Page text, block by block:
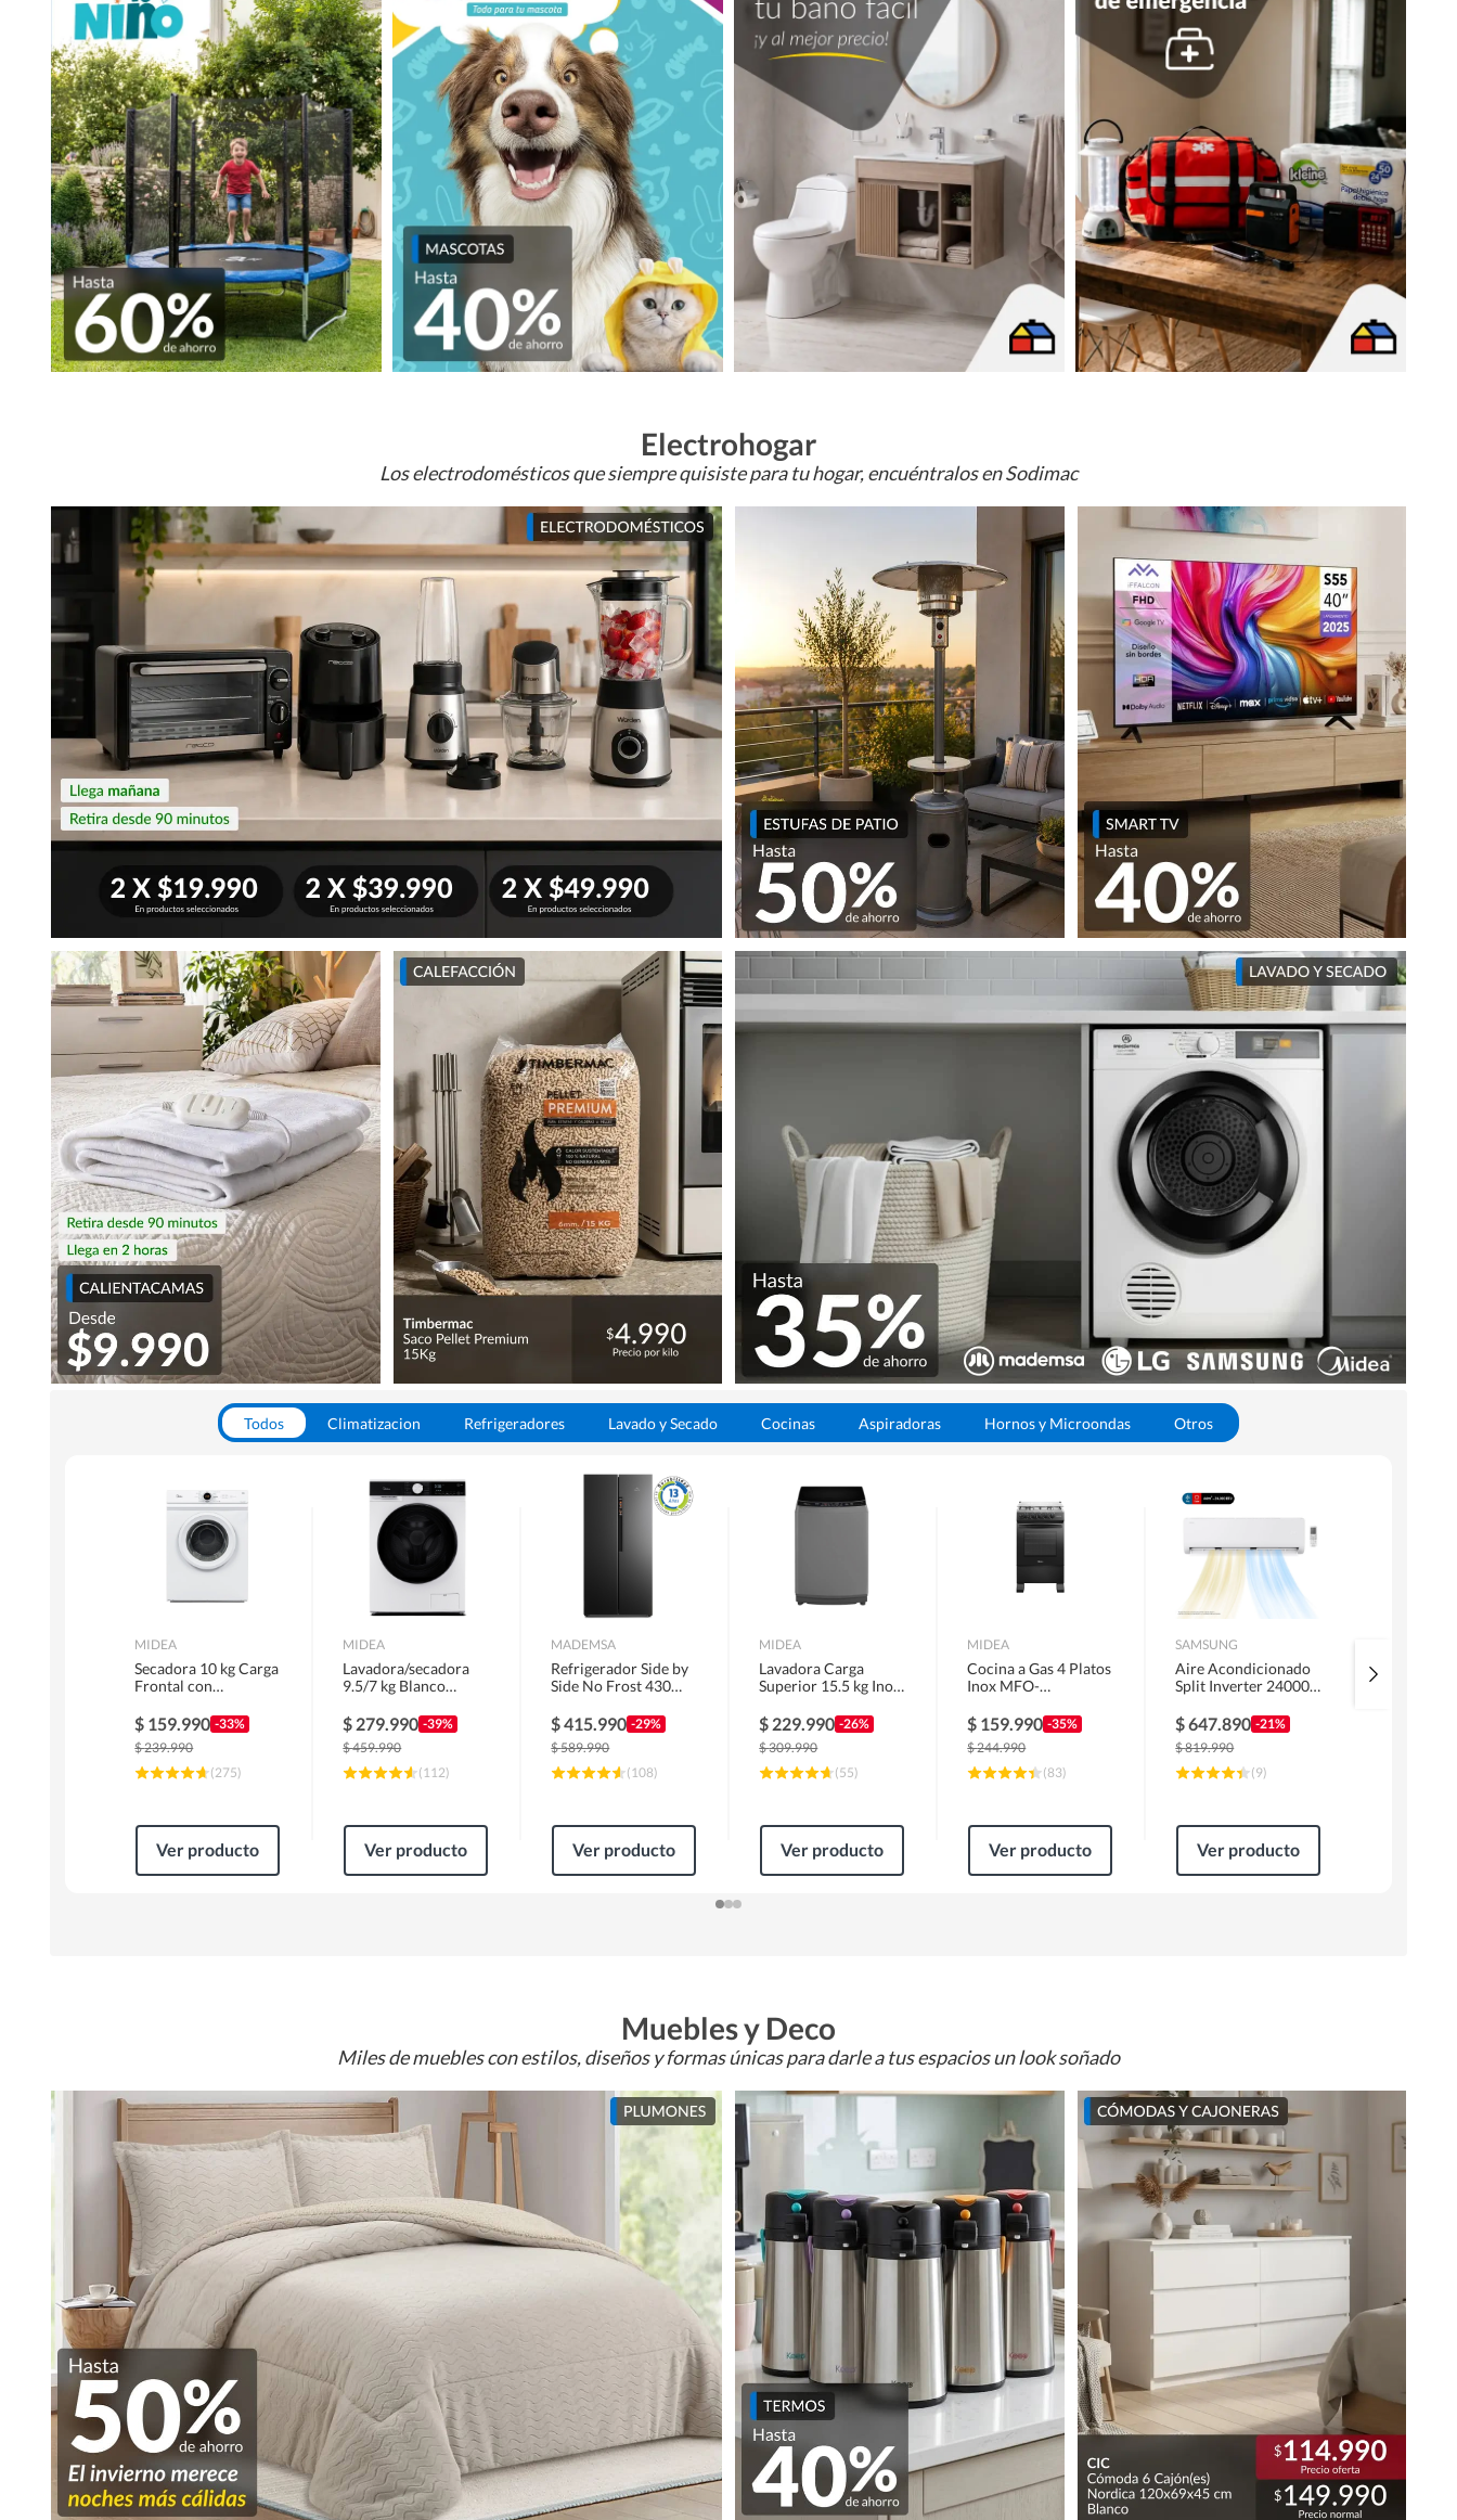
Electrohogar
Los electrodomésticos que siempre quisiste para tu hogar, encuéntralos en Sodimac
Todos Climatizacion Refrigeradores Lavado y Secado Cocinas Aspiradoras Hornos y Microondas Otros
MIDEA
Secadora 10 kg Carga
Frontal con
MD100A100/W2
$ 159.990 -33%
$239.990
(275)
Ver producto
MIDEA
Lavadora/secadora
9.5/7 kg Blanco
$ 279.990 -39%
$459.990
(112)
Ver producto
MADEMSA
Refrigerador Side by
Side No Frost 430
MAS430B
$415.990 -29%
$589.990
(108)
Ver producto
MIDEA
Lavadora Carga
Superior 15.5 kg Inox
$ 229.990 -26%
$309.990
(55)
Ver producto
MIDEA
Cocina a Gas 4 Platos
Inox MFO-
$ 159.990 -35%
$244.990
(83)
Ver producto
SAMSUNG
Aire Acondicionado
Split Inverter 24000
$647.890 -21%
$819.990
(9)
Ver producto
Muebles y Deco
Miles de muebles con estilos, diseños y formas únicas para darle a tus espacios un look soñado